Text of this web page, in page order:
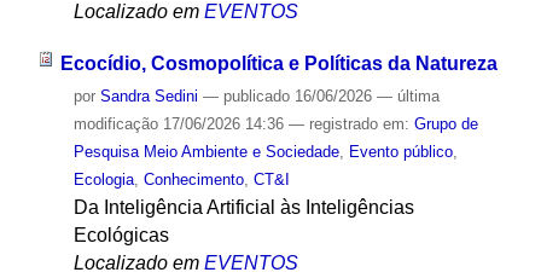
Localizado em EVENTOS
Ecocídio, Cosmopolítica e Políticas da Natureza
por Sandra Sedini — publicado16/06/2026 — última
modificação17/06/2026 14:36 — registrado em: Grupo de
Pesquisa Meio Ambiente e Sociedade, Evento público,
Ecologia, Conhecimento, CT&I
Da Inteligência Artificial às Inteligências
Ecológicas
Localizado em EVENTOS